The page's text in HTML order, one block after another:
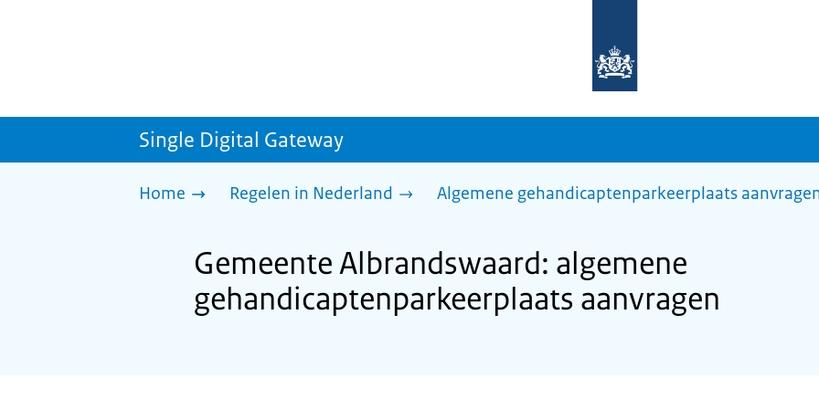
homepage
sdg.rijksoverheid.nl
Single Digital Gateway
Home Regelen in Nederland Algemene gehandicaptenparkeerplaats
Gemeente Albrandswaard: algemene
gehandicaptenparkeerplaats aanvragen